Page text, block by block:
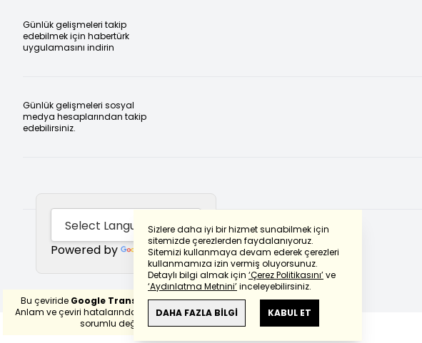
Sizlere daha iyi bir hizmet sunabilmek için
sitemizde çerezlerden faydalanıyoruz.
Sitemizi kullanmaya devam ederek çerezleri
kullanmamıza izin vermiş oluyorsunuz.
Detaylı bilgi almak için ‘Çerez Politikasını’ve
‘Aydınlatma Metnini’inceleyebilirsiniz.
DAHA FAZLA BİLGİ KABUL ET
Günlük gelişmeleri takip
edebilmek için habertürk
uygulamasını indirin
Günlük gelişmeleri sosyal
medya hesaplarından takip
edebilirsiniz.
Powered by Translate
Bu çeviride Google Transletekullanılmıştır.
Anlam ve çeviri hatalarından
haberturk.com
sorumlu değildir.